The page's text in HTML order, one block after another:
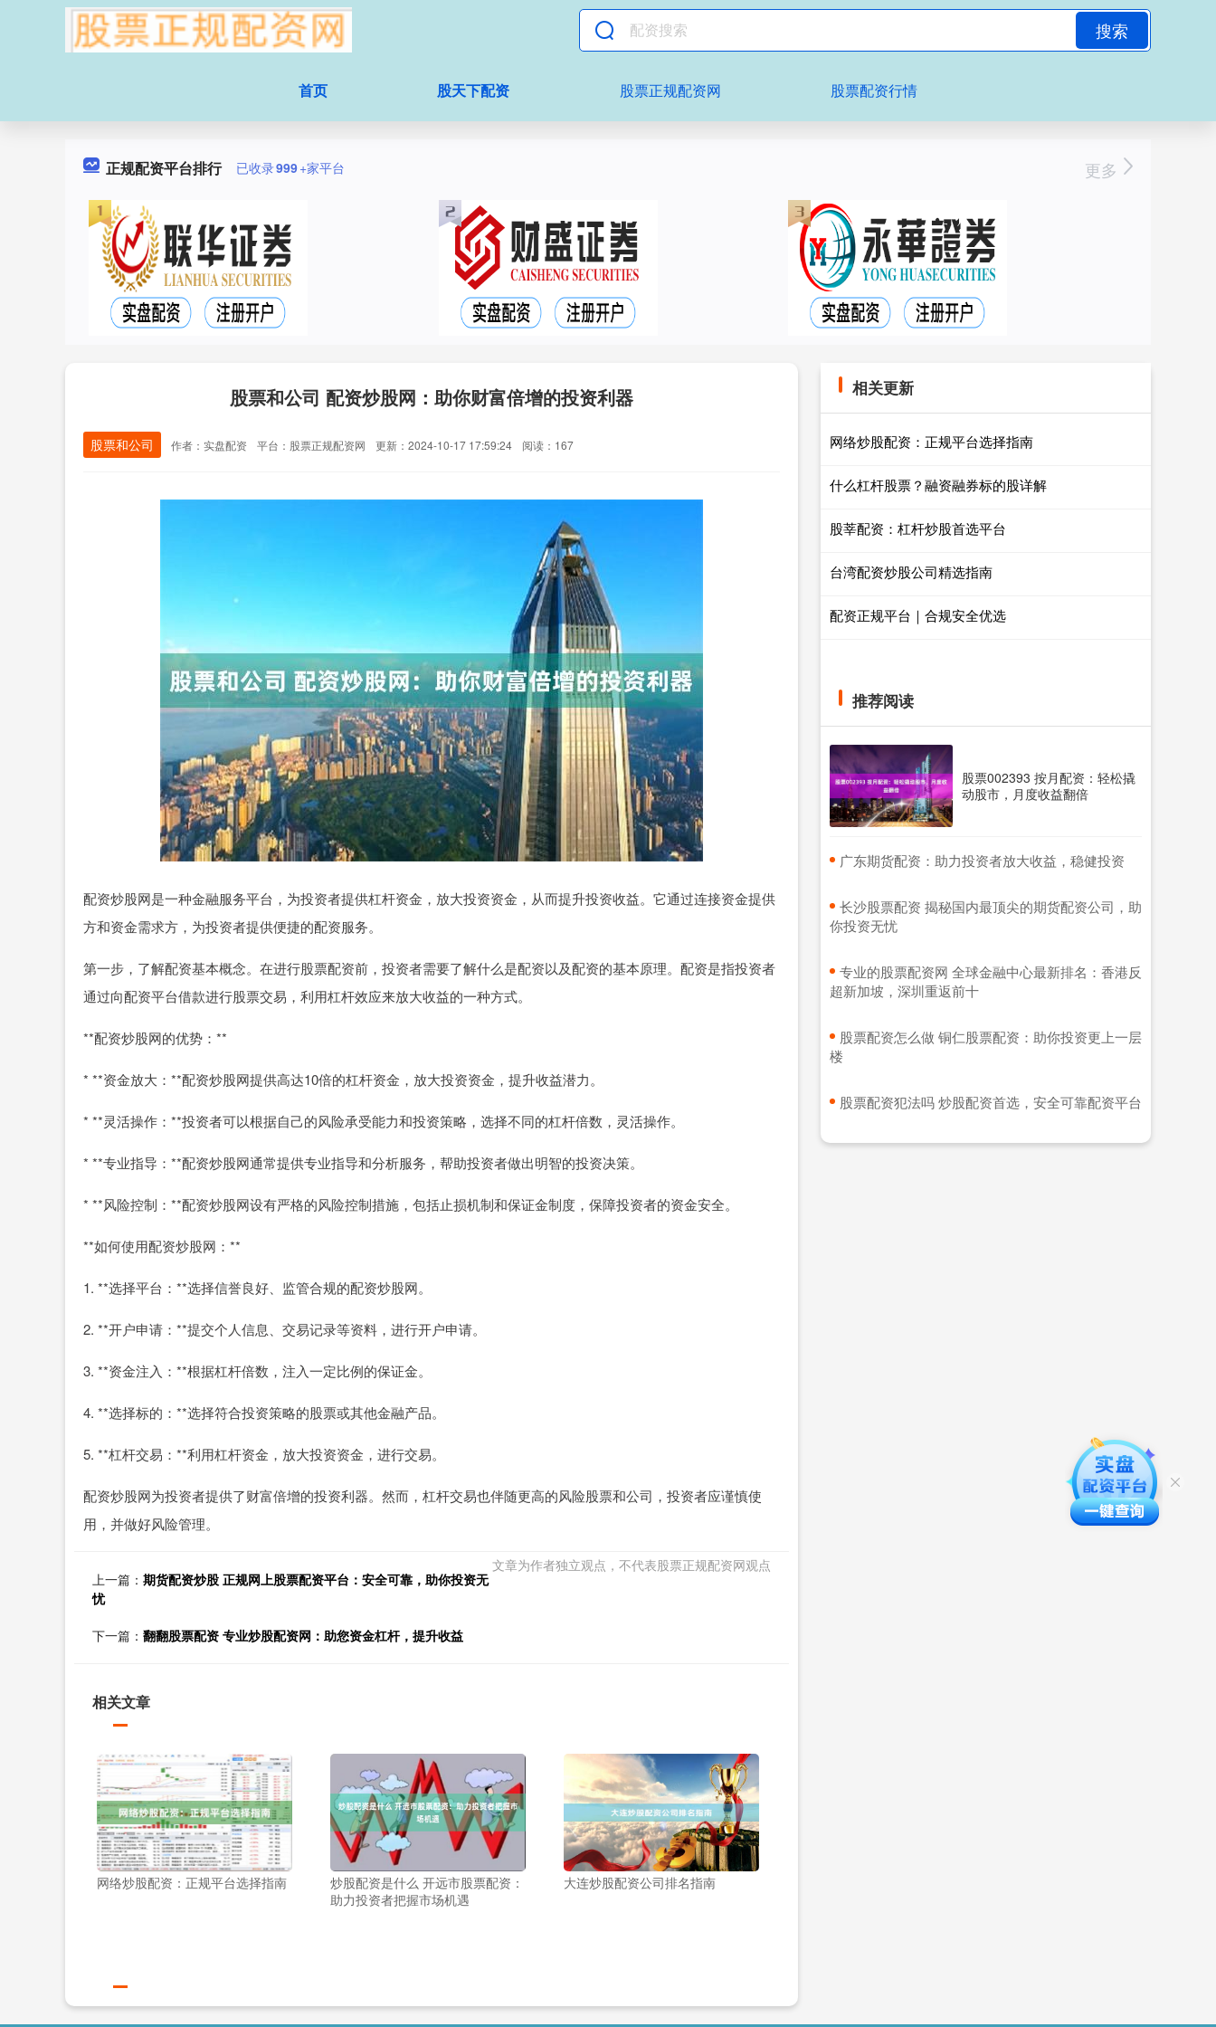
搜索
首页 股天下配资 股票正规配资网 股票配资行情
正规配资平台排行 已收录999+家平台 更多
股票和公司 配资炒股网：助你财富倍增的投资利器
股票和公司 作者：实盘配资 平台：股票正规配资网 更新：2024-10-17 17:59:24 阅读：167
配资炒股网是一种金融服务平台，为投资者提供杠杆资金，放大投资资金，从而提升投资收益。它通过连接资金提供
方和资金需求方，为投资者提供便捷的配资服务。
第一步，了解配资基本概念。在进行股票配资前，投资者需要了解什么是配资以及配资的基本原理。配资是指投资者
通过向配资平台借款进行股票交易，利用杠杆效应来放大收益的一种方式。
**配资炒股网的优势：**
* **资金放大：**配资炒股网提供高达10倍的杠杆资金，放大投资资金，提升收益潜力。
* **灵活操作：**投资者可以根据自己的风险承受能力和投资策略，选择不同的杠杆倍数，灵活操作。
* **专业指导：**配资炒股网通常提供专业指导和分析服务，帮助投资者做出明智的投资决策。
* **风险控制：**配资炒股网设有严格的风险控制措施，包括止损机制和保证金制度，保障投资者的资金安全。
**如何使用配资炒股网：**
1. **选择平台：**选择信誉良好、监管合规的配资炒股网。
2. **开户申请：**提交个人信息、交易记录等资料，进行开户申请。
3. **资金注入：**根据杠杆倍数，注入一定比例的保证金。
4. **选择标的：**选择符合投资策略的股票或其他金融产品。
5. **杠杆交易：**利用杠杆资金，放大投资资金，进行交易。
配资炒股网为投资者提供了财富倍增的投资利器。然而，杠杆交易也伴随更高的风险股票和公司，投资者应谨慎使
用，并做好风险管理。
文章为作者独立观点，不代表股票正规配资网观点
上一篇： 期货配资炒股 正规网上股票配资平台：安全可靠，助你投资无
忧
下一篇： 翻翻股票配资 专业炒股配资网：助您资金杠杆，提升收益
相关文章
网络炒股配资：正规平台选择指南
炒股配资是什么 开远市股票配资：
助力投资者把握市场机遇
大连炒股配资公司排名指南
相关更新
网络炒股配资：正规平台选择指南
什么杠杆股票？融资融券标的股详解
股莘配资：杠杆炒股首选平台
台湾配资炒股公司精选指南
配资正规平台｜合规安全优选
推荐阅读
股票002393 按月配资：轻松撬
动股市，月度收益翻倍
​广东期货配资：助力投资者放大收益，稳健投资
​长沙股票配资 揭秘国内最顶尖的期货配资公司，助
你投资无忧
​专业的股票配资网 全球金融中心最新排名：香港反
超新加坡，深圳重返前十
​股票配资怎么做 铜仁股票配资：助你投资更上一层
楼
​股票配资犯法吗 炒股配资首选，安全可靠配资平台